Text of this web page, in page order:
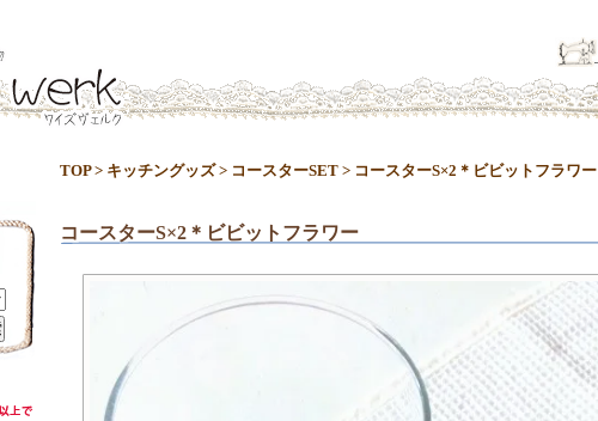
TOP> キッチングッズ> コースターSET > コースターS×2＊ビビットフラワー
コースターS×2＊ビビットフラワー